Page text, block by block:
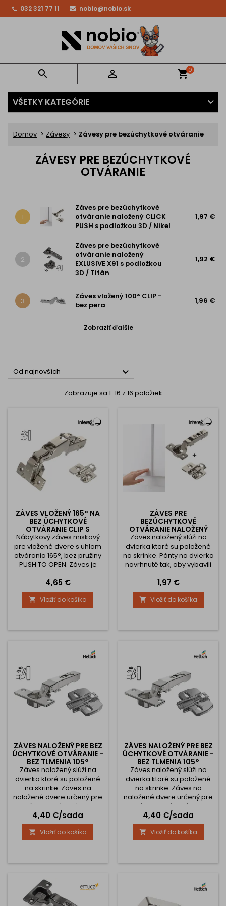
032 321 77 11 nobio@nobio.sk
  shopping_cart0
VŠETKY KATEGÓRIE
Domov Závesy Závesy pre bezúchytkové otváranie
ZÁVESY PRE BEZÚCHYTKOVÉ
OTVÁRANIE
1
Záves pre bezúchytkové
otváranie naložený CLICK
PUSH s podložkou 3D / Nikel
1,97 €
2
Záves pre bezúchytkové
otváranie naložený
EXLUSIVE X91 s podložkou
3D / Titán
1,92 €
3
Záves vložený 100° CLIP -
bez pera
1,96 €
Zobraziť ďalšie
Od najnovších 
Zobrazuje sa 1-16 z 16 položiek
ZÁVES VLOŽENÝ 165° NA
BEZ ÚCHYTKOVÉ
OTVÁRANIE CLIP S
PODLOŽKOU 3D
Nábytkový záves miskový
pre vložené dvere s uhlom
otvárania 165°, bez pružiny
PUSH TO OPEN. Záves je
vložený čo znamená že
dvierka sú umiestnené vo
vnútri skrinky. Záves je
vybavený liatym pákovým
klipovým mechanizmom na
montážnej podložky.
s veľkým rozsahom na
jednoduché nastavenie...
Cena
4,65 €
 Vložiť do košíka
ZÁVES PRE
BEZÚCHYTKOVÉ
OTVÁRANIE NALOŽENÝ
CLICK PUSH S
PODLOŽKOU 3D / NIKEL
Záves naložený slúži na
dvierka ktoré su položené
na skrinke. Pánty na dvierka
navrhnuté tak, aby vybavili
vašu kuchyňu, šatník,
bytový, kúpeľňový a
kancelársky nábytok v
najvyššej kvalite za
najlepšiu cenu. Závesy
čomu sa používajú na
úchytku. V takom prípade
je nutné dokúpiť aj piest...
Cena
1,97 €
 Vložiť do košíka
ZÁVES NALOŽENÝ PRE BEZ
ÚCHYTKOVÉ OTVÁRANIE -
BEZ TLMENIA 105°
NOVISYS 52
Záves naložený slúži na
dvierka ktoré su položené
na skrinke. Záves na
naložené dvere určený pre
bez úchytkové otváranie -
stlačením dverí. Uhol
otvorenia 105° a rozteč dier
uchytenia závesu 52 mm.
Vybavené sú tlmiacim
pomalé zatváranie dverí.
nainštalovať, musíte
vopred vyvŕtať 35 mm otvor
pre záves. Upevnenie...
Cena
4,40 €/sada
 Vložiť do košíka
ZÁVES NALOŽENÝ PRE BEZ
ÚCHYTKOVÉ OTVÁRANIE -
BEZ TLMENIA 105°
NOVISYS 45
Záves naložený slúži na
dvierka ktoré su položené
na skrinke. Záves na
naložené dvere určený pre
bez úchytkové otváranie -
stlačením dverí. Uhol
otvorenia 105° a rozteč dier
uchytenia závesu 45 mm.
Vybavené sú tlmiacim
pomalé zatváranie dverí.
vopred vyvŕtať 35 mm otvor
pre záves. Upevnenie...
Cena
4,40 €/sada
 Vložiť do košíka